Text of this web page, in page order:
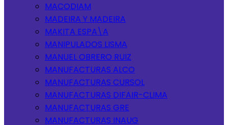
MACODIAM
MADEIRA Y MADEIRA
MAKITA ESPA\A
MANIPULADOS LISMA
MANUEL OBRERO RUIZ
MANUFACTURAS ALCO
MANUFACTURAS CURSOL
MANUFACTURAS DIFAIR-CLIMA
MANUFACTURAS GRE
MANUFACTURAS INAUG